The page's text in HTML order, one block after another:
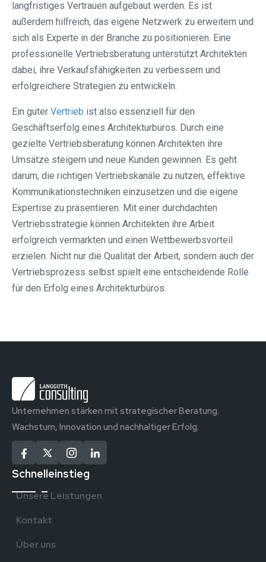
langfristiges Vertrauen aufgebaut werden. Es ist
außerdem hilfreich, das eigene Netzwerk zu erweitern und
sich als Experte in der Branche zu positionieren. Eine
professionelle Vertriebsberatung unterstützt Architekten
dabei, ihre Verkaufsfähigkeiten zu verbessern und
erfolgreichere Strategien zu entwickeln.
Ein guter Vertrieb ist also essenziell für den
Geschäftserfolg eines Architekturbüros. Durch eine
gezielte Vertriebsberatung können Architekten ihre
Umsätze steigern und neue Kunden gewinnen. Es geht
darum, die richtigen Vertriebskanäle zu nutzen, effektive
Kommunikationstechniken einzusetzen und die eigene
Expertise zu präsentieren. Mit einer durchdachten
Vertriebsstrategie können Architekten ihre Arbeit
erfolgreich vermarkten und einen Wettbewerbsvorteil
erzielen. Nicht nur die Qualität der Arbeit, sondern auch der
Vertriebsprozess selbst spielt eine entscheidende Rolle
für den Erfolg eines Architekturbüros.
Unternehmen stärken mit strategischer Beratung.
Wachstum, Innovation und nachhaltiger Erfolg.
Schnelleinstieg
Unsere Leistungen
Kontakt
Über uns